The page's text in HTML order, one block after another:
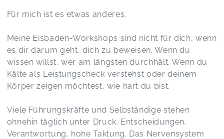
Für mich ist es etwas anderes.
Meine Eisbaden-Workshops sind nicht für dich, wenn
es dir darum geht, dich zu beweisen. Wenn du
wissen willst, wer am längsten durchhält. Wenn du
Kälte als Leistungscheck verstehst oder deinem
Körper zeigen möchtest, wie hart du bist.
Viele Führungskräfte und Selbständige stehen
ohnehin täglich unter Druck. Entscheidungen,
Verantwortung, hohe Taktung. Das Nervensystem